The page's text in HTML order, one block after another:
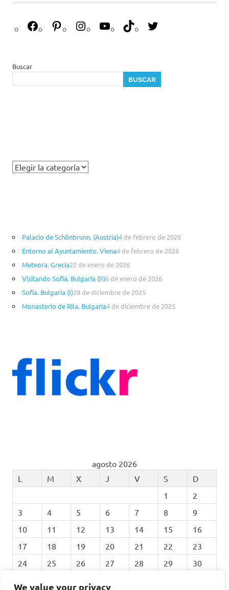
We value your privacy
F
b
o
P
e
r
I
a
g
Y
u
b
T
o
k
t
e
Buscar
BUSCAR
C
r
í
a
s
Palacio de Schönbrunn. (Austria)4 de febrero de 2026
Entorno al Ayuntamiento. Viena4 de febrero de 2026
Meteora. Grecia22 de enero de 2026
Visitando Sofía. Bulgaria (II)6 de enero de 2026
Sofía. Bulgaria (I)28 de diciembre de 2025
Monasterio de Rila. Bulgaria4 de diciembre de 2025
agosto 2026
L
M X J V S
D
1
2
3
4 5 6 7 8
9
10
11 12 13 14 15
16
17
18 19 20 21 22
23
24
25 26 27 28 29
30